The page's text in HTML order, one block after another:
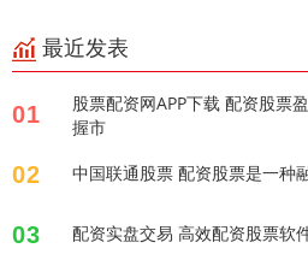
最近发表
01
股票配资网APP下载 配资股票
握市
02 中国联通股票 配资股票是一种
03 配资实盘交易 高效配资股票软